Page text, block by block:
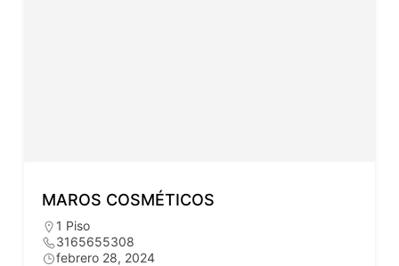
MAROS COSMÉTICOS
1 Piso
3165655308
febrero 28, 2024